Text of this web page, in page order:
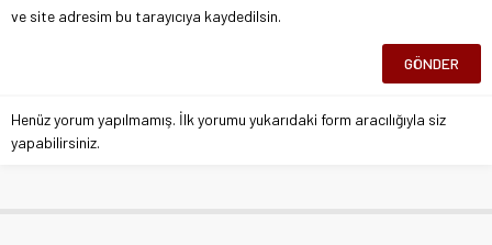
ve site adresim bu tarayıcıya kaydedilsin.
Henüz yorum yapılmamış. İlk yorumu yukarıdaki form aracılığıyla siz
yapabilirsiniz.